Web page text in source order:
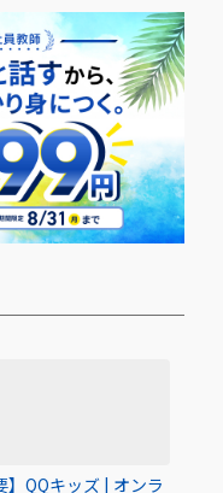
】QQキッズ | オンラ